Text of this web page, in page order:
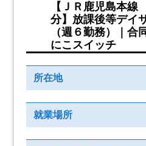
【ＪＲ鹿児島本
分】放課後等デイ
（週６勤務）｜
にこスイッチ
所在地
就業場所